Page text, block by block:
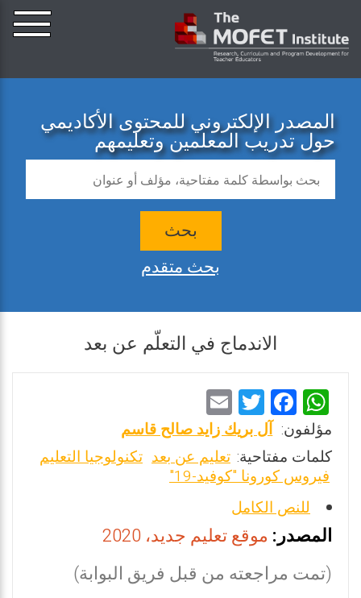
المصدر الإلكتروني للمحتوى الأكاديمي
حول تدريب المعلمين وتعليمهم
بحث
بحث متقدم
الاندماج في التعلّم عن بعد
W
h
at
s
A
p
F
a
ce
b
o
o
k
T
wi
tt
er
m
ai
l
مؤلفون: آل بريك زايد صالح قاسم
كلمات مفتاحية: تعليم عن بعد تكنولوجيا التعليم
فيروس كورونا "كوفيد-19"
للنص الكامل
المصدر: موقع تعليم جديد، 2020
(تمت مراجعته من قبل فريق البوابة)